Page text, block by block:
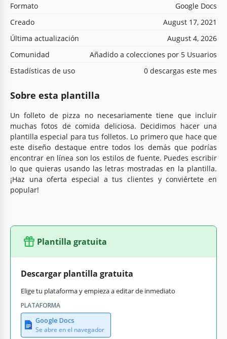
Formato
Google Docs
Creado
August 17, 2021
Última actualización
August 4, 2026
Comunidad
Añadido a colecciones por 5 Usuarios
Estadísticas de uso
0 descargas este mes
Sobre esta plantilla
Un folleto de pizza no necesariamente tiene que incluir
muchas fotos de comida deliciosa. Decidimos hacer una
plantilla especial para tus folletos. Lo primero que hace que
este diseño destaque entre todos los demás que podrías
encontrar en línea son los estilos de fuente. Puedes escribir
lo que quieras usando las letras mostradas en la plantilla.
¡Haz una oferta especial a tus clientes y conviértete en
popular!
Plantilla gratuita
Descargar plantilla gratuita
Elige tu plataforma y empieza a editar de inmediato
PLATAFORMA
Google Docs
Se abre en el navegador